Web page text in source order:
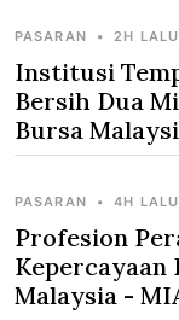
PASARAN • 2H LALU
Institusi
Bersih Dua
Bursa
PASARAN • 4H LALU
Profesion
Kepercayaan
Malaysia -